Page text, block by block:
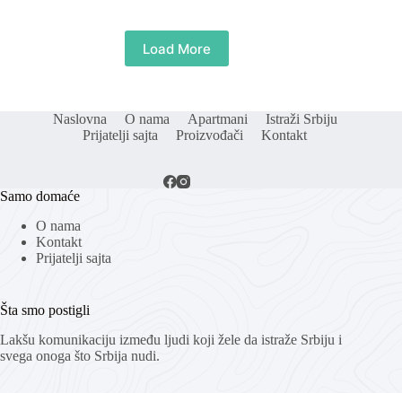
Load More
Naslovna O nama Apartmani
Istraži Srbiju
Prijatelji sajta
Proizvođači Kontakt
Samo domaće
O nama
Kontakt
Prijatelji sajta
Šta smo postigli
Lakšu komunikaciju između ljudi koji žele da istraže Srbiju i
svega onoga što Srbija nudi.